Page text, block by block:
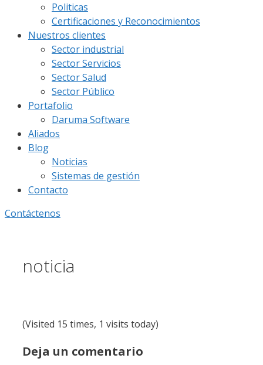
Politicas
Certificaciones y Reconocimientos
Nuestros clientes
Sector industrial
Sector Servicios
Sector Salud
Sector Público
Portafolio
Daruma Software
Aliados
Blog
Noticias
Sistemas de gestión
Contacto
Contáctenos
noticia
(Visited 15 times, 1 visits today)
Deja un comentario